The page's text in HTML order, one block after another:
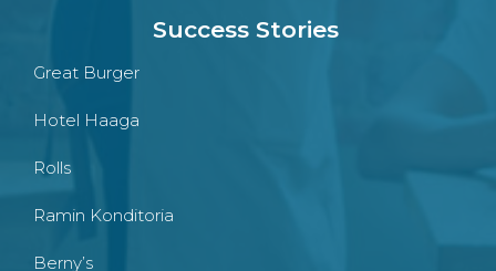
Success Stories
Great Burger
Hotel Haaga
Rolls
Ramin Konditoria
Berny’s